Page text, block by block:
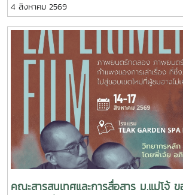
ทีม เข้าร่วมโครงการ SDOC BKK PITCH:
ผ่านการคัดเลือกจะได้เข้าร่วมเวิร์กชอปพัฒนา
เสนอผลงานต่อหน้าคณะกรรมการ เพื่อชิงเงิ
50,000 บาท ภาพยนตร์สารคดีเรื่องนี้มีความ
วินาที กำกับภาพยนตร์สารคดี โดย กฤตกมล
สารคดีเล่าเรื่องของคนขับรถบรรทุกผู้เคยทำร้
ความผิดพลาดในอดีต ก่อนเลือกทุ่มเทแรงกาย
ธุรกิจในฝัน หวังให้ความเหนื่อยและความอดทน
ไถ่บาป และพิสูจน์ว่าคนเราสามารถเริ่มต้นให
ร่วมเป็นกำลังใจให้กฤตกมล โสมโสดา ในการ
นำเสนอผลงานในรอบต่อไป พร้อมขอแสดงค
ทีมที่ได้รับการคัดเลือกในปีนี้ขอขอบคุณแหล่ง
International Student Film Festival -
4 สิงหาคม 2569
คณะสารสนเทศและการสื่อสาร ม.แม่โจ้